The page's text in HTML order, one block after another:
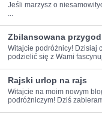
Jeśli marzysz⁣ o
...
Zbilansowana przygod
Witajcie podróżnicy! Dzisiaj
⁣podzielić się z Wami
Rajski urlop na rajs
Witajcie na moim nowym
podróżniczym! Dziś